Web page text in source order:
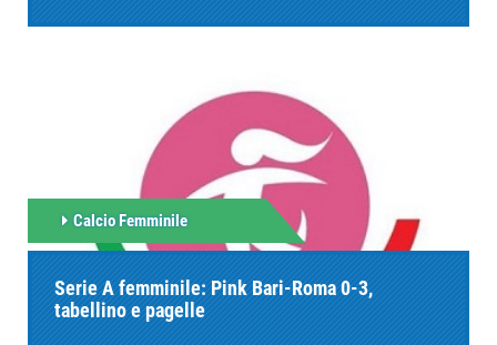
Calcio Femminile
Serie A femminile: Pink Bari-Roma 0-3,
tabellino e pagelle